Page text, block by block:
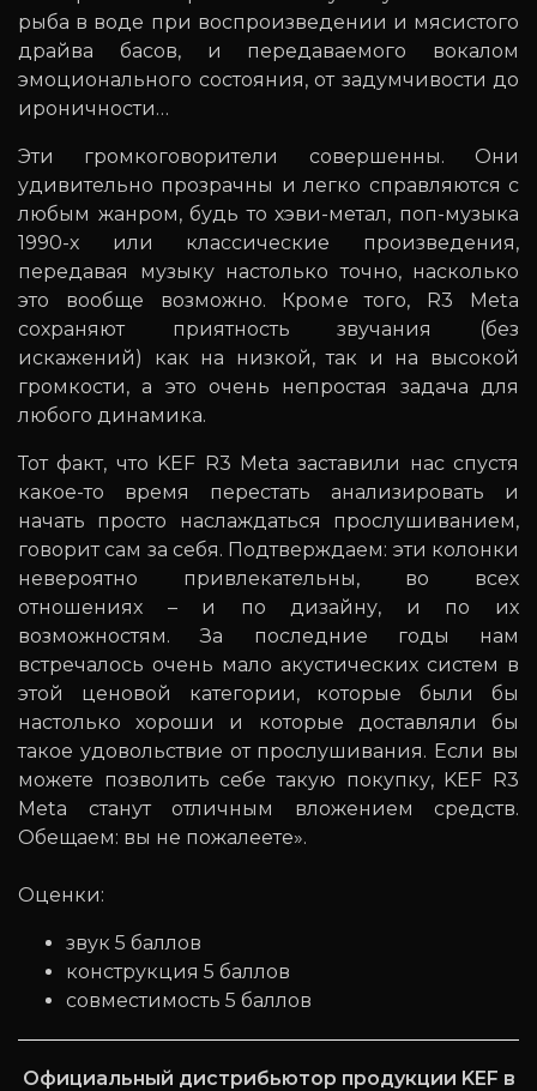
рыба в воде при воспроизведении и мясистого
драйва басов, и передаваемого вокалом
эмоционального состояния, от задумчивости до
ироничности…
Эти громкоговорители совершенны. Они
удивительно прозрачны и легко справляются с
любым жанром, будь то хэви-метал, поп-музыка
1990-х или классические произведения,
передавая музыку настолько точно, насколько
это вообще возможно. Кроме того, R3 Meta
сохраняют приятность звучания (без
искажений) как на низкой, так и на высокой
громкости, а это очень непростая задача для
любого динамика.
Тот факт, что KEF R3 Meta заставили нас спустя
какое-то время перестать анализировать и
начать просто наслаждаться прослушиванием,
говорит сам за себя. Подтверждаем: эти колонки
невероятно привлекательны, во всех
отношениях – и по дизайну, и по их
возможностям. За последние годы нам
встречалось очень мало акустических систем в
этой ценовой категории, которые были бы
настолько хороши и которые доставляли бы
такое удовольствие от прослушивания. Если вы
можете позволить себе такую покупку, KEF R3
Meta станут отличным вложением средств.
Обещаем: вы не пожалеете».
Оценки:
звук 5 баллов
конструкция 5 баллов
совместимость 5 баллов
Официальный дистрибьютор продукции KEF в